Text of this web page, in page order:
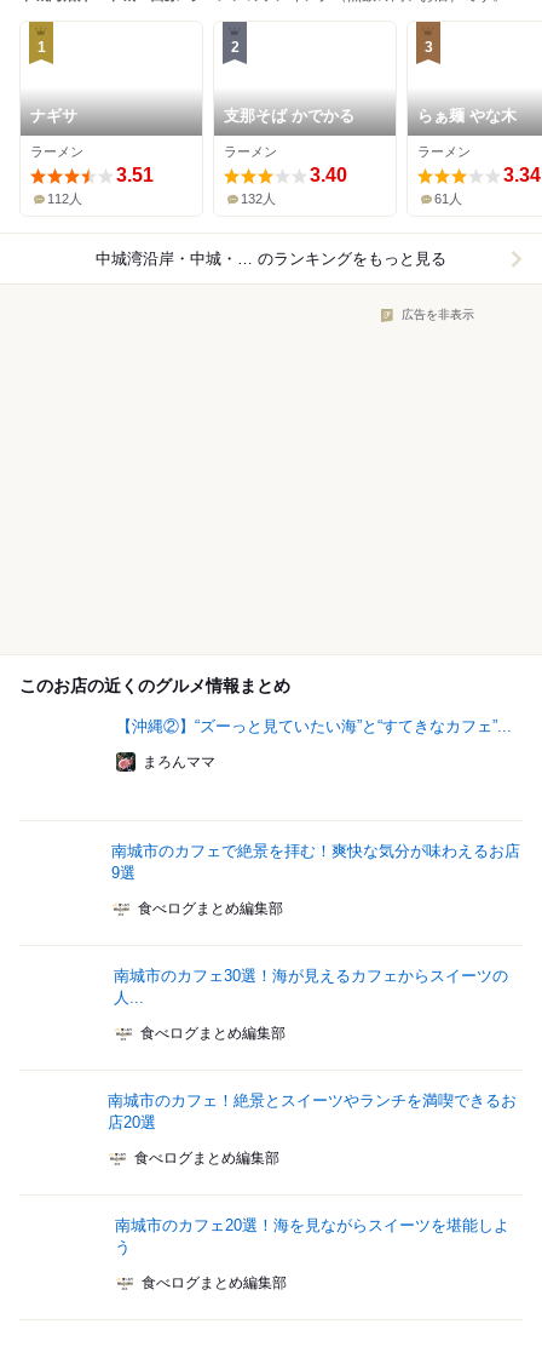
1
ナギサ
ラーメン
3.51
112人
2
支那そば かでかる
ラーメン
3.40
132人
3
らぁ麺 やな木
ラーメン
3.34
61人
中城湾沿岸・中城・西原×ラーメン のランキングをもっと見る
広告を非表示
このお店の近くのグルメ情報まとめ
【沖縄②】“ズーっと見ていたい海”と“すてきなカフェ”...
まろんママ
南城市のカフェで絶景を拝む！爽快な気分が味わえるお店
9選
食べログまとめ編集部
南城市のカフェ30選！海が見えるカフェからスイーツの
人...
食べログまとめ編集部
南城市のカフェ！絶景とスイーツやランチを満喫できるお
店20選
食べログまとめ編集部
南城市のカフェ20選！海を見ながらスイーツを堪能しよ
う
食べログまとめ編集部